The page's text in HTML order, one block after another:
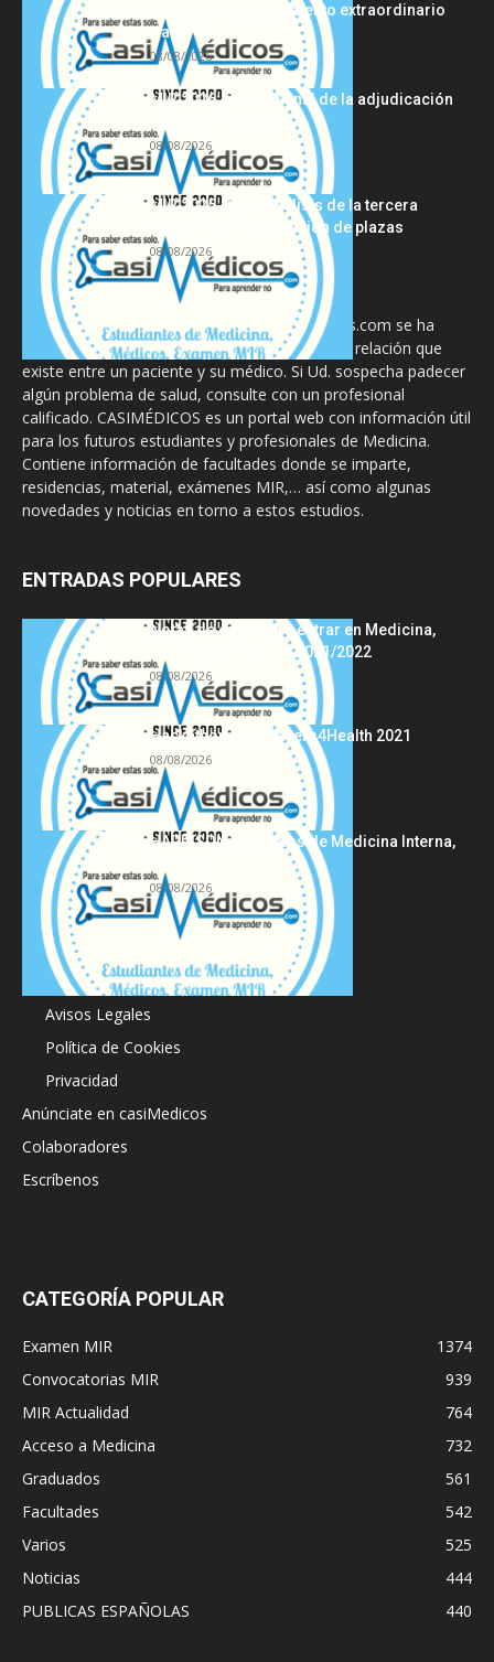
plazas del procedimiento extraordinario
tras...
08/08/2026
MIR 2026: análisis final de la adjudicación
de plazas y claves...
08/08/2026
MIR 2025-2026: análisis de la tercera
semana de adjudicación de plazas
08/08/2026
La información proporcionada en CasiMedicos.com se ha
diseñado para complementar, no substituir, la relación que
existe entre un paciente y su médico. Si Ud. sospecha padecer
algún problema de salud, consulte con un profesional
calificado. CASIMÉDICOS es un portal web con información útil
para los futuros estudiantes y profesionales de Medicina.
Contiene información de facultades donde se imparte,
residencias, material, exámenes MIR,… así como algunas
novedades y noticias en torno a estos estudios.
ENTRADAS POPULARES
Notas de corte para entrar en Medicina,
curso 2022/2023 vs 2021/2022
08/08/2026
Hackathon Innomakers4Health 2021
08/08/2026
HARRISON Principios de Medicina Interna,
08/08/2026
Acerca de
Avisos Legales
Política de Cookies
Privacidad
Anúnciate en casiMedicos
Colaboradores
Escríbenos
CATEGORÍA POPULAR
Examen MIR
1374
Convocatorias MIR
939
MIR Actualidad
764
Acceso a Medicina
732
Graduados
561
Facultades
542
Varios
525
Noticias
444
PUBLICAS ESPAÑOLAS
440